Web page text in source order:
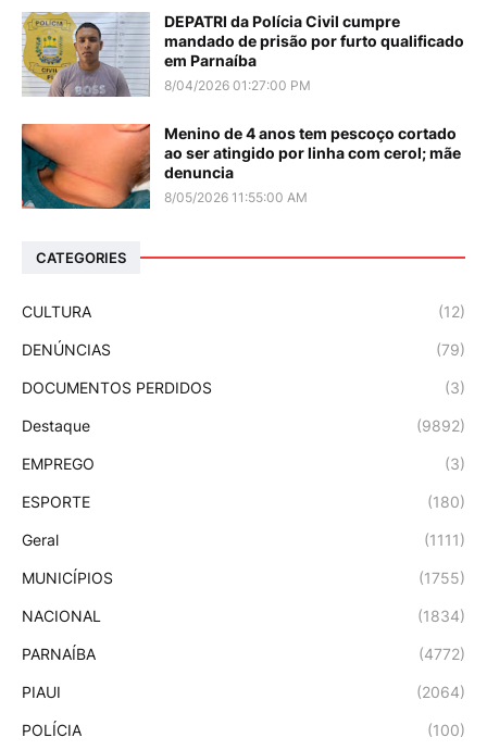
DEPATRI da Polícia Civil cumpre
mandado de prisão por furto qualificado
em Parnaíba
8/04/2026 01:27:00 PM
Menino de 4 anos tem pescoço cortado
ao ser atingido por linha com cerol; mãe
denuncia
8/05/2026 11:55:00 AM
CATEGORIES
CULTURA (12)
DENÚNCIAS (79)
DOCUMENTOS PERDIDOS (3)
Destaque (9892)
EMPREGO (3)
ESPORTE (180)
Geral (1111)
MUNICÍPIOS (1755)
NACIONAL (1834)
PARNAÍBA (4772)
PIAUI (2064)
POLÍCIA (100)